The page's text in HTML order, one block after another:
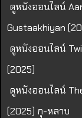
ดูหนังออนไลน์
Gustaakhiyan
ดูหนังออนไลน์
(2025)
ดูหนังออนไลน์
(2025) กุ-หลาบ